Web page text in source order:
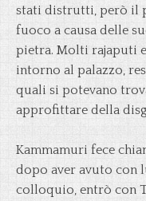
stati distrutti, però il
fuoco a causa delle
pietra. Molti rajaputi
intorno al palazzo,
quali si potevano
approfittare della
Kammamuri fece
dopo aver avuto con
colloquio, entrò con